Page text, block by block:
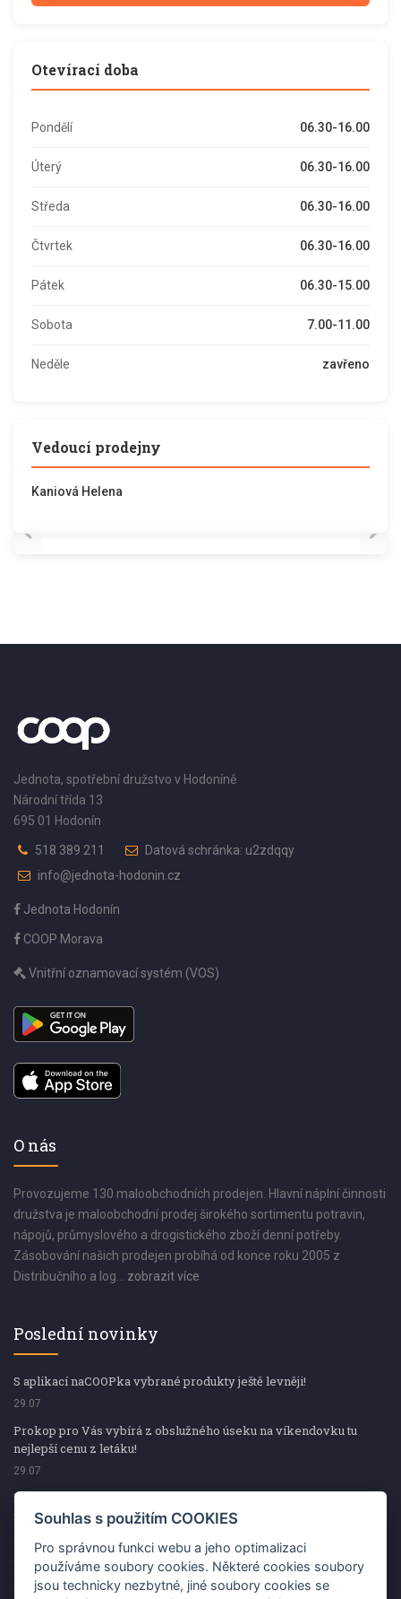
Otevírací doba
Pondělí 06.30-16.00
Úterý 06.30-16.00
Středa 06.30-16.00
Čtvrtek 06.30-16.00
Pátek 06.30-15.00
Sobota 7.00-11.00
Neděle zavřeno
Vedoucí prodejny
Kaniová Helena
Jednota, spotřební družstvo v Hodoníně
Národní třída 13
695 01 Hodonín
518 389 211
Datová schránka: u2zdqqy
info@jednota-hodonin.cz
Jednota Hodonín
COOP Morava
Vnitřní oznamovací systém (VOS)
O nás
Provozujeme 130 maloobchodních prodejen. Hlavní náplní činnosti
družstva je maloobchodní prodej širokého sortimentu potravin,
nápojů, průmyslového a drogistického zboží denní potřeby.
Zásobování našich prodejen probíhá od konce roku 2005 z
Distribučního a log... zobrazit více
Poslední novinky
S aplikací naCOOPka vybrané produkty ještě levněji!
29.07
Prokop pro Vás vybírá z obslužného úseku na víkendovku tu
nejlepší cenu z letáku!
29.07
Prokop pro Vás vybírá z obslužného úseku na víkendovku tu
nejlepší cenu z letáku!
Kup špekáčky od Váhaly a vyhraj s naCOOPkou sekerku Fiskars
29.07
Souhlas s použitím COOKIES
Pro správnou funkci webu a jeho optimalizaci
používáme soubory cookies. Některé cookies soubory
jsou technicky nezbytné, jiné soubory cookies se